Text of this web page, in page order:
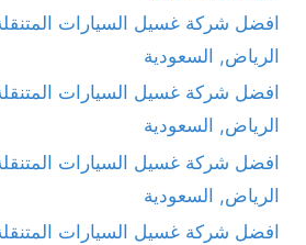
افضل شركة غسيل السيارات
الرياض, السعودية
افضل شركة غسيل السيارات
الرياض, السعودية
افضل شركة غسيل السيارات
الرياض, السعودية
افضل شركة غسيل السيارات